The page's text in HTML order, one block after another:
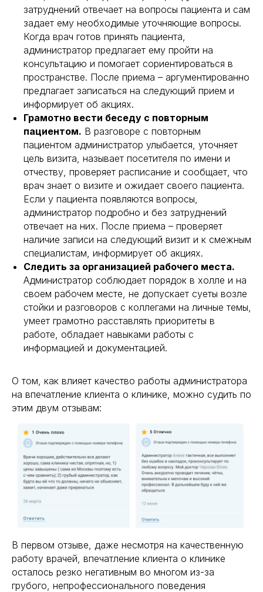
затруднений отвечает на вопросы пациента и сам
задает ему необходимые уточняющие вопросы.
Когда врач готов принять пациента,
администратор предлагает ему пройти на
консультацию и помогает сориентироваться в
пространстве. После приема – аргументированно
предлагает записаться на следующий прием и
информирует об акциях.
Грамотно вести беседу с повторным
пациентом. В разговоре с повторным
пациентом администратор улыбается, уточняет
цель визита, называет посетителя по имени и
отчеству, проверяет расписание и сообщает, что
врач знает о визите и ожидает своего пациента.
Если у пациента появляются вопросы,
администратор подробно и без затруднений
отвечает на них. После приема – проверяет
наличие записи на следующий визит и к смежным
специалистам, информирует об акциях.
Следить за организацией рабочего места.
Администратор соблюдает порядок в холле и на
своем рабочем месте, не допускает суеты возле
стойки и разговоров с коллегами на личные темы,
умеет грамотно расставлять приоритеты в
работе, обладает навыками работы с
информацией и документацией.
О том, как влияет качество работы администратора
на впечатление клиента о клинике, можно судить по
этим двум отзывам:
В первом отзыве, даже несмотря на качественную
работу врачей, впечатление клиента о клинике
осталось резко негативным во многом из-за
грубого, непрофессионального поведения